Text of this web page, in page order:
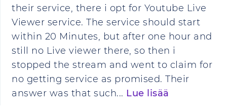
their service, there i opt for Youtube Live
Viewer service. The service should start
within 20 Minutes, but after one hour and
still no Live viewer there, so then i
stopped the stream and went to claim for
no getting service as promised. Their
answer was that such... Lue lisää